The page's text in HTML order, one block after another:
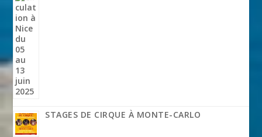
STAGES DE CIRQUE À MONTE-CARLO